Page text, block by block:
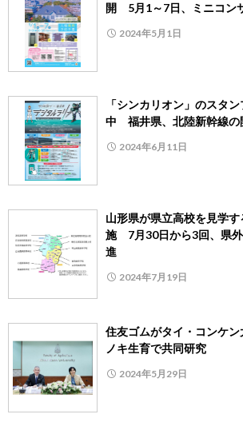
開 5月1～7日、ミニコン
2024年5月1日
「シンカリオン」のスタ
中 福井県、北陸新幹線の
2024年6月11日
山形県が県立高校を見学
施 7月30日から3回、県
進
2024年7月19日
住友ゴムがタイ・コンケ
ノキ生育で共同研究
2024年5月29日